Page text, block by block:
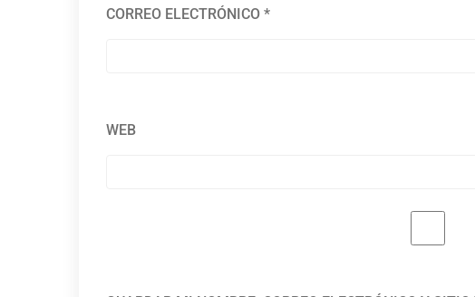
CORREO ELECTRÓNICO *
WEB